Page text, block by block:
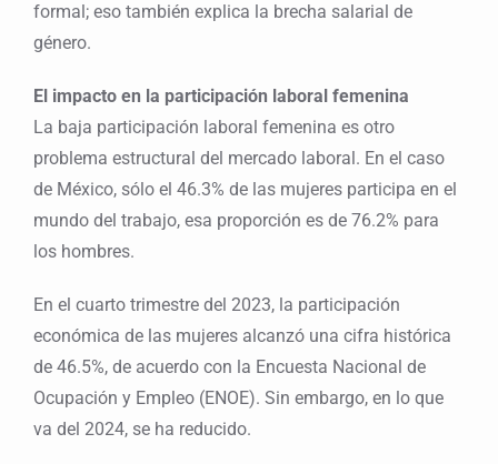
formal; eso también explica la brecha salarial de
género.
El impacto en la participación laboral femenina
La baja participación laboral femenina es otro
problema estructural del mercado laboral. En el caso
de México, sólo el 46.3% de las mujeres participa en el
mundo del trabajo, esa proporción es de 76.2% para
los hombres.
En el cuarto trimestre del 2023, la participación
económica de las mujeres alcanzó una cifra histórica
de 46.5%, de acuerdo con la Encuesta Nacional de
Ocupación y Empleo (ENOE). Sin embargo, en lo que
va del 2024, se ha reducido.